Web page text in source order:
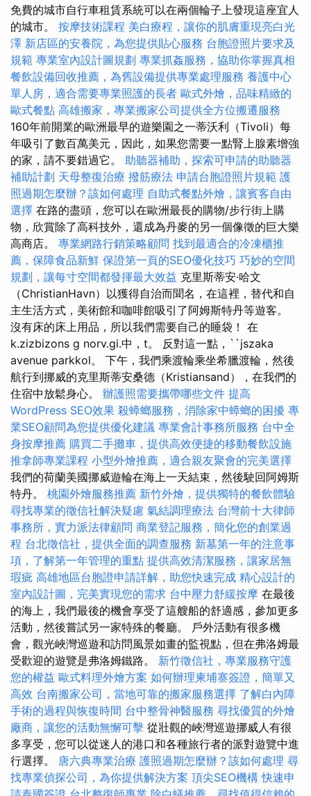
免費的城市自行車租賃系統可以在兩個輪子上發現這座宜人
的城市。 按摩技術課程 美白療程，讓你的肌膚重現亮白光
澤 新店區的安養院，為您提供貼心服務 台胞證照片要求及
規範 專業室內設計圖規劃 專業抓姦服務，協助你掌握真相
餐飲設備回收推薦，為舊設備提供專業處理服務 養護中心
單人房，適合需要專業照護的長者 歐式外燴，品味精緻的
歐式餐點 高雄搬家，專業搬家公司提供全方位搬遷服務
160年前開業的歐洲最早的遊樂園之一蒂沃利（Tivoli）每
年吸引了數百萬美元，因此，如果您需要一點腎上腺素增強
的家，請不要錯過它。 助聽器補助，探索可申請的助聽器
補助計劃 天母整復治療 撥筋療法 申請台胞證照片規範 護
照過期怎麼辦？該如何處理 自助式餐點外燴，讓賓客自由
選擇 在路的盡頭，您可以在歐洲最長的購物/步行街上購
物，欣賞除了高科技外，還成為丹麥的另一個像徵的巨大樂
高商店。 專業網路行銷策略顧問 找到最適合的冷凍櫃推
薦，保障食品新鮮 保證第一頁的SEO優化技巧 巧妙的空間
規劃，讓每寸空間都發揮最大效益 克里斯蒂安·哈文
（ChristianHavn）以獲得自治而聞名，在這裡，替代和自
主生活方式，美術館和咖啡館吸引了阿姆斯特丹等遊客。
沒有床的床上用品，所以我們需要自己的睡袋！ 在
k.zizbizons g norv.gi.中，t。 反對這一點，``jszaka
avenue parkkol。 下午，我們乘渡輪乘坐希臘渡輪，然後
航行到挪威的克里斯蒂安桑德（Kristiansand），在我們的
住宿中放鬆身心。 辦護照需要攜帶哪些文件 提高
WordPress SEO效果 殺蟑螂服務，消除家中蟑螂的困擾 專
業SEO顧問為您提供優化建議 專業會計事務所服務 台中全
身按摩推薦 購買二手攤車，提供高效便捷的移動餐飲設施
推拿師專業課程 小型外燴推薦，適合親友聚會的完美選擇
我們的荷蘭美國挪威遊輪在海上一天結束，然後駛回阿姆斯
特丹。 桃園外燴服務推薦 新竹外燴，提供獨特的餐飲體驗
尋找專業的徵信社解決疑慮 氣結調理療法 台灣前十大律師
事務所，實力派法律顧問 商業登記服務，簡化您的創業過
程 台北徵信社，提供全面的調查服務 新墓第一年的注意事
項，了解第一年管理的重點 提供高效清潔服務，讓家居無
瑕疵 高雄地區台胞證申請詳解，助您快速完成 精心設計的
室內設計圖，完美實現您的需求 台中壓力舒緩按摩 在最後
的海上，我們最後的機會享受了這艘船的舒適感，參加更多
活動，然後嘗試另一家特殊的餐廳。 戶外活動有很多機
會，觀光峽灣巡遊和訪問風景如畫的監視點，但在弗洛姆最
受歡迎的遊覽是弗洛姆鐵路。 新竹徵信社，專業服務守護
您的權益 歐式料理外燴方案 如何辦理柬埔寨簽證，簡單又
高效 台南搬家公司，當地可靠的搬家服務選擇 了解白內障
手術的過程與恢復時間 台中整骨神醫服務 尋找優質的外燴
廠商，讓您的活動無懈可擊 從壯觀的峽灣巡遊挪威人有很
多享受，您可以從迷人的港口和各種旅行者的派對遊覽中進
行選擇。 唐六典專業治療 護照過期怎麼辦？該如何處理 尋
找專業偵探公司，為你提供解決方案 頂尖SEO機構 快速申